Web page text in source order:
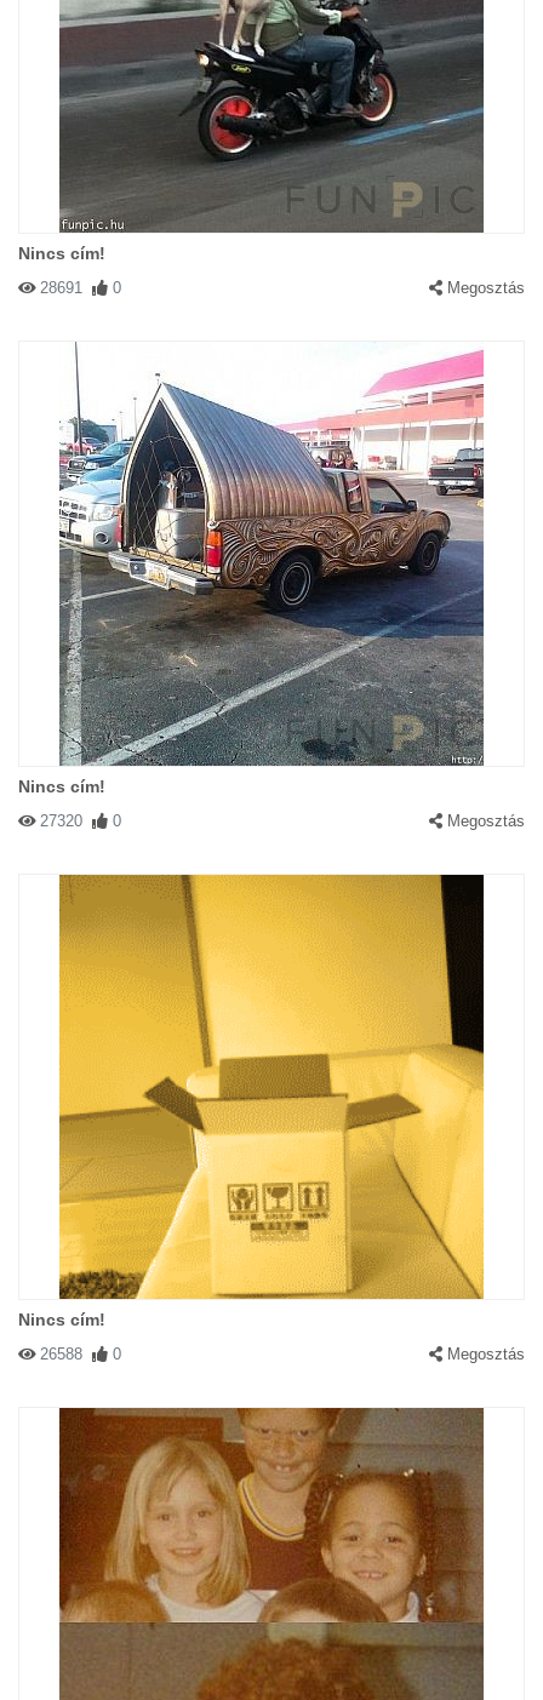
Nincs cím!
28691 0 Megosztás
Nincs cím!
27320 0 Megosztás
Nincs cím!
26588 0 Megosztás